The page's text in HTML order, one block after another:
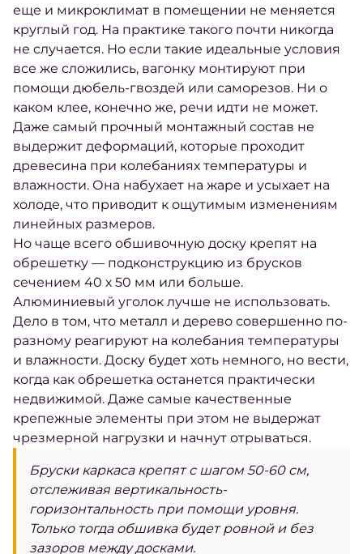
еще и микроклимат в помещении не меняется
круглый год. На практике такого почти никогда
не случается. Но если такие идеальные условия
все же сложились, вагонку монтируют при
помощи дюбель-гвоздей или саморезов. Ни о
каком клее, конечно же, речи идти не может.
Даже самый прочный монтажный состав не
выдержит деформаций, которые проходит
древесина при колебаниях температуры и
влажности. Она набухает на жаре и усыхает на
холоде, что приводит к ощутимым изменениям
линейных размеров.
Но чаще всего обшивочную доску крепят на
обрешетку — подконструкцию из брусков
сечением 40 х 50 мм или больше.
Алюминиевый уголок лучше не использовать.
Дело в том, что металл и дерево совершенно по-
разному реагируют на колебания температуры
и влажности. Доску будет хоть немного, но вести,
когда как обрешетка останется практически
недвижимой. Даже самые качественные
крепежные элементы при этом не выдержат
чрезмерной нагрузки и начнут отрываться.
Бруски каркаса крепят с шагом 50-60 см,
отслеживая вертикальность-
горизонтальность при помощи уровня.
Только тогда обшивка будет ровной и без
зазоров между досками.